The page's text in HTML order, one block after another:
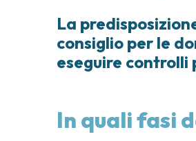
La
consiglio per le
eseguire controlli
In quali fasi